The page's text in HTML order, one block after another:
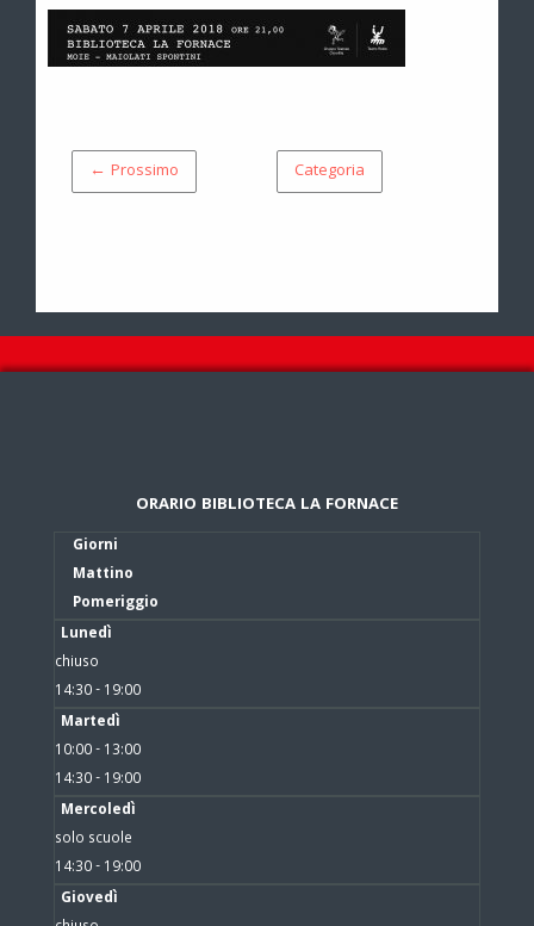
← Prossimo Categoria
ORARIO BIBLIOTECA LA FORNACE
Giorni
Mattino
Pomeriggio
Lunedì
chiuso
14:30 - 19:00
Martedì
10:00 - 13:00
14:30 - 19:00
Mercoledì
solo scuole
14:30 - 19:00
Giovedì